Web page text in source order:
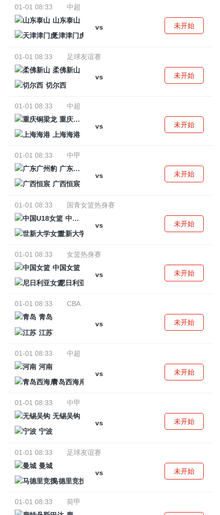
01-01 08:33
中超
山东泰山
vs
天津津门虎
未开始
01-01 08:33
足球友谊赛
柔佛新山
vs
切尔西
未开始
01-01 08:33
中超
重庆铜梁龙
vs
上海海港
未开始
01-01 08:33
中甲
广东广州豹
vs
广西恒宸
未开始
01-01 08:33
国青女篮热身赛
中国U18女篮
vs
世新大学女篮
未开始
01-01 08:33
女篮热身赛
中国女篮
vs
尼日利亚女篮
未开始
01-01 08:33
CBA
青岛
vs
江苏
未开始
01-01 08:33
中超
河南
vs
青岛西海岸
未开始
01-01 08:33
中甲
无锡吴钩
vs
宁波
未开始
01-01 08:33
足球友谊赛
曼城
vs
马德里竞技
未开始
01-01 08:33
荷甲